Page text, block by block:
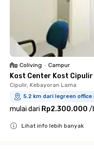
Coliving • Campur
Kost Center Kost
Cipulir, Kebayoran Lama
5.2 km dari legreen office
mulai dari Rp2.300.000 /
Lihat info lebih banyak